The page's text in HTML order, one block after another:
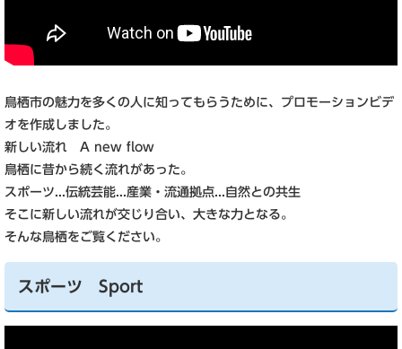
鳥栖市の魅力を多くの人に知ってもらうために、プロモーションビデ
オを作成しました。
新しい流れ A new flow
鳥栖に昔から続く流れがあった。
スポーツ...伝統芸能...産業・流通拠点...自然との共生
そこに新しい流れが交じり合い、大きな力となる。
そんな鳥栖をご覧ください。
スポーツ Sport